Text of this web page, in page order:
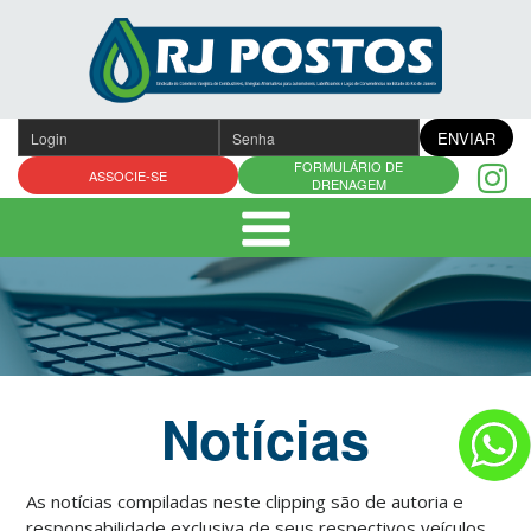
conteúdo
ENVIAR
ASSOCIE-SE
FORMULÁRIO DE
DRENAGEM
Notícias
As notícias compiladas neste clipping são de autoria e